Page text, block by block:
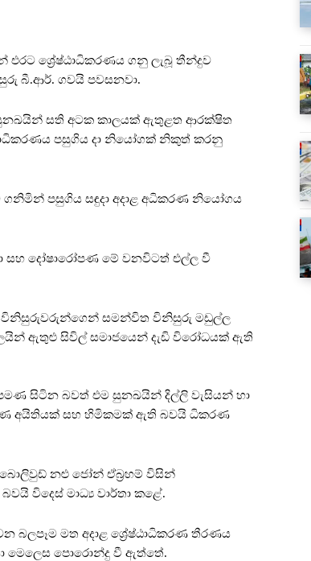
ශ්‍රේෂ්ඨාධිකරණය ගනු ලැබූ තීන්දුව
බී.ආර්. ගවයි පවසනවා.
සුනඛයින් සති අටක කාලයක් ඇතුළත ආරක්ෂිත
පසුගිය දා නියෝගක් නිකුත් කරනු
පසුගිය සඳුදා අදාළ අධිකරණ නියෝගය
දෝෂාරෝපණ මේ වනවිටත් එල්ල වී
විනිසුරුවරුන්ගෙන් සමන්විත විනිසුරු මඩුල්ල
ඇතුළු සිවිල් සමාජයෙන් දැඩි විරෝධයක් ඇති
සිටින බවත් එම සුනඛයින් දිල්ලි වැසියන් හා
අයිතියක් සහ හිමිකමක් ඇති බවයි ධිකරණ
බොලිවුඩ් නළු ජෝන් ඒබ්‍රහම් විසින්
විදෙස් මාධ්‍ය වාර්තා කළේ.
බලපෑම මත අදාළ ශ්‍රේෂ්ඨාධිකරණ තීරණය
මෙලෙස පොරොන්දු වී ඇත්තේ.